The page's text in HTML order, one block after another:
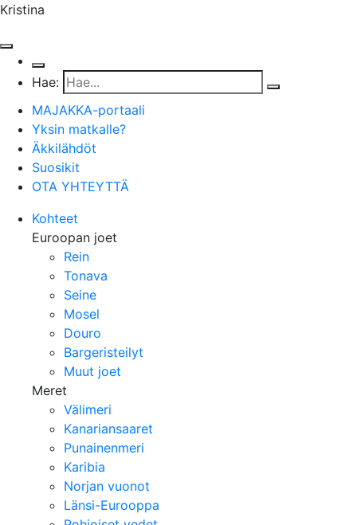
Kristina
Hae:
MAJAKKA-portaali
Yksin matkalle?
Äkkilähdöt
Suosikit
OTA YHTEYTTÄ
Kohteet
Euroopan joet
Rein
Tonava
Seine
Mosel
Douro
Bargeristeilyt
Muut joet
Meret
Välimeri
Kanariansaaret
Punainenmeri
Karibia
Norjan vuonot
Länsi-Eurooppa